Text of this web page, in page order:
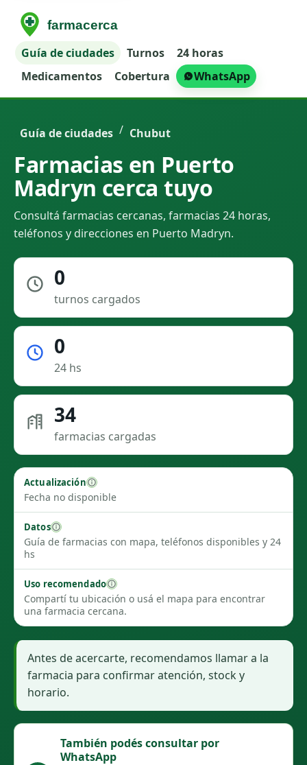
Guía de ciudades Turnos
24 horas
Medicamentos
Cobertura WhatsApp
Guía de ciudades / Chubut
Farmacias en Puerto
Madryn cerca tuyo
Consultá farmacias cercanas, farmacias 24 horas,
teléfonos y direcciones en Puerto Madryn.
0
turnos cargados
0
24 hs
34
farmacias cargadas
Actualización
Fecha no disponible
Datos
Guía de farmacias con mapa, teléfonos disponibles y 24
hs
Uso recomendado
Compartí tu ubicación o usá el mapa para encontrar
una farmacia cercana.
Antes de acercarte, recomendamos llamar a la
farmacia para confirmar atención, stock y
horario.
También podés consultar por
WhatsApp